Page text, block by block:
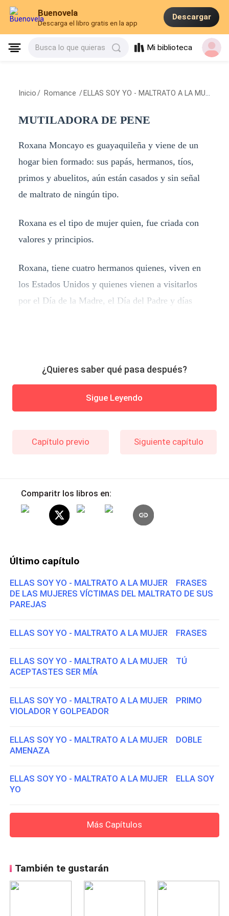
Buenovela
Descarga el libro gratis en la app
Descargar
Busca lo que quieras Mi biblioteca
Inicio / Romance / ELLAS SOY YO - MALTRATO A LA MUJER
MUTILADORA DE PENE
Roxana Moncayo es guayaquileña y viene de un
hogar bien formado: sus papás, hermanos, tíos,
primos y abuelitos, aún están casados y sin señal
de maltrato de ningún tipo.
Roxana es el tipo de mujer quien, fue criada con
valores y principios.
Roxana, tiene cuatro hermanos quienes, viven en
los Estados Unidos y quienes vienen a visitarlos
por el Día de la Madre, el Día del Padre y días
¿Quieres saber qué pasa después?
Sigue Leyendo
Capítulo previo Siguiente capítulo
Comparitr los libros en:
Último capítulo
ELLAS SOY YO - MALTRATO A LA MUJER FRASES
DE LAS MUJERES VÍCTIMAS DEL MALTRATO DE SUS
PAREJAS
ELLAS SOY YO - MALTRATO A LA MUJER FRASES
ELLAS SOY YO - MALTRATO A LA MUJER TÚ
ACEPTASTES SER MÍA
ELLAS SOY YO - MALTRATO A LA MUJER PRIMO
VIOLADOR Y GOLPEADOR
ELLAS SOY YO - MALTRATO A LA MUJER DOBLE
AMENAZA
ELLAS SOY YO - MALTRATO A LA MUJER ELLA SOY
YO
Más Capítulos
También te gustarán